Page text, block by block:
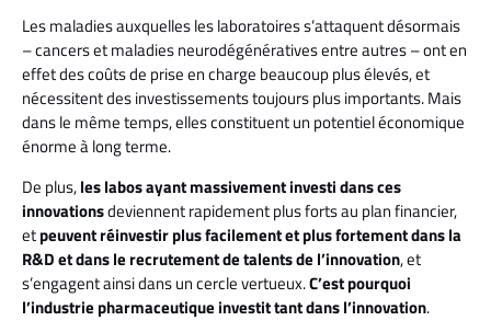
Les maladies auxquelles les laboratoires s’attaquent désormais
– cancers et maladies neurodégénératives entre autres – ont en
effet des coûts de prise en charge beaucoup plus élevés, et
nécessitent des investissements toujours plus importants. Mais
dans le même temps, elles constituent un potentiel économique
énorme à long terme.
De plus,les labos ayant massivement investi dans ces
innovationsdeviennent rapidement plus forts au plan financier,
etpeuvent réinvestir plus facilement et plus fortement dans la
R&D et dans le recrutement de talents de l’innovation, et
s’engagent ainsi dans un cercle vertueux.C’est pourquoi
l’industrie pharmaceutique investit tant dans l’innovation.